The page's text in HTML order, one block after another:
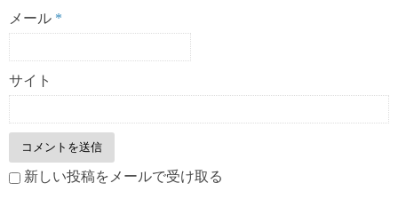
メール *
サイト
新しい投稿をメールで受け取る